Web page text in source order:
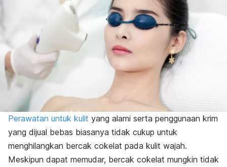
Perawatan untuk kulit yang alami serta penggunaan krim
yang dijual bebas biasanya tidak cukup untuk
menghilangkan bercak cokelat pada kulit wajah.
Meskipun dapat memudar, bercak cokelat mungkin tidak